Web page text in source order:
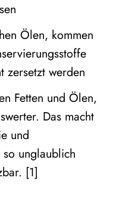
Ölen, kommen
zersetzt werden
Fetten und Ölen,
Das macht
und
unglaublich
[1]